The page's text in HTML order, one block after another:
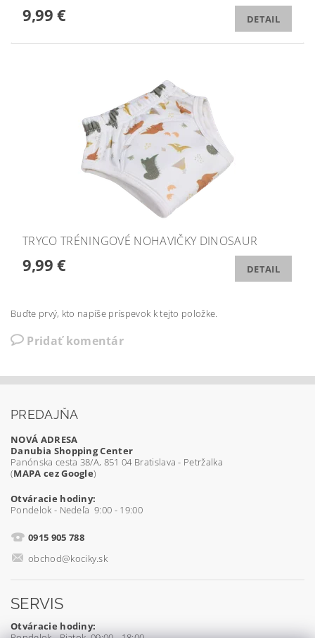
9,99 € DETAIL
TRYCO TRÉNINGOVÉ NOHAVIČKY DINOSAUR
9,99 € DETAIL
Buďte prvý, kto napíše príspevok k tejto položke.
Pridať komentár
PREDAJŇA
NOVÁ ADRESA
Danubia Shopping Center
Panónska cesta 38/A, 851 04 Bratislava - Petržalka
(MAPA cez Google)
Otváracie hodiny:
Pondelok - Nedeľa 9:00 - 19:00
0915 905 788
obchod@kociky.sk
SERVIS
Otváracie hodiny: